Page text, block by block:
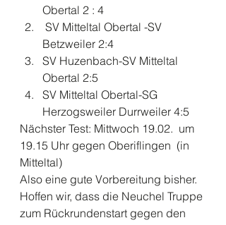
Obertal 2 : 4
Betzweiler 2:4
SV Huzenbach-SV Mitteltal
Obertal 2:5
SV Mitteltal Obertal-SG
Herzogsweiler Durrweiler 4:5
Nächster Test: Mittwoch 19.02.  um
19.15 Uhr gegen Oberiflingen  (in
Mitteltal)
Also eine gute Vorbereitung bisher.
Hoffen wir, dass die Neuchel Truppe
zum Rückrundenstart gegen den